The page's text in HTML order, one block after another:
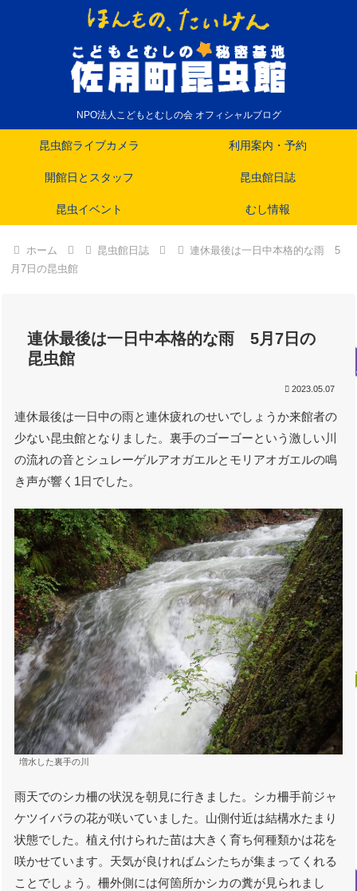
NPO法人こどもとむしの会 オフィシャルブログ
昆虫館ライブカメラ 利用案内・予約
開館日とスタッフ 昆虫館日誌
昆虫イベント むし情報
ホーム 昆虫館日誌
連休最後は一日中本格的な雨 5
月7日の昆虫館
連休最後は一日中本格的な雨 5月7日の
昆虫館
2023.05.07
連休最後は一日中の雨と連休疲れのせいでしょうか来館者の
少ない昆虫館となりました。裏手のゴーゴーという激しい川
の流れの音とシュレーゲルアオガエルとモリアオガエルの鳴
き声が響く1日でした。
増水した裏手の川
雨天でのシカ柵の状況を朝見に行きました。シカ柵手前ジャ
ケツイバラの花が咲いていました。山側付近は結構水たまり
状態でした。植え付けられた苗は大きく育ち何種類かは花を
咲かせています。天気が良ければムシたちが集まってくれる
ことでしょう。柵外側には何箇所かシカの糞が見られまし